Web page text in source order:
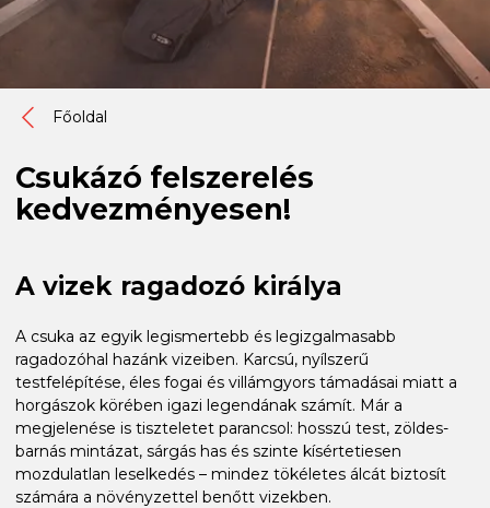
Főoldal
Csukázó felszerelés
kedvezményesen!
A vizek ragadozó királya
A csuka az egyik legismertebb és legizgalmasabb
ragadozóhal hazánk vizeiben. Karcsú, nyílszerű
testfelépítése, éles fogai és villámgyors támadásai miatt a
horgászok körében igazi legendának számít. Már a
megjelenése is tiszteletet parancsol: hosszú test, zöldes-
barnás mintázat, sárgás has és szinte kísértetiesen
mozdulatlan leselkedés – mindez tökéletes álcát biztosít
számára a növényzettel benőtt vizekben.